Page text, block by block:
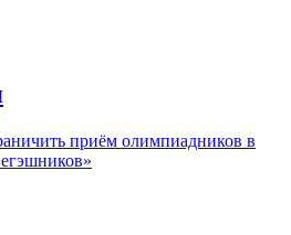
приём олимпиадников в